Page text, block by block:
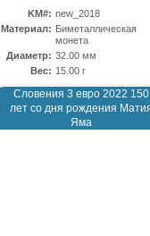
KM#: new_2018
Материал: Биметаллическая
монета
Диаметр: 32.00 мм
Вес: 15.00 г
Словения 3 евро 2022 150
лет со дня рождения
Яма